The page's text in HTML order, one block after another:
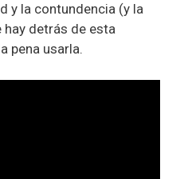
y la contundencia (y la
hay detrás de esta
pena usarla.